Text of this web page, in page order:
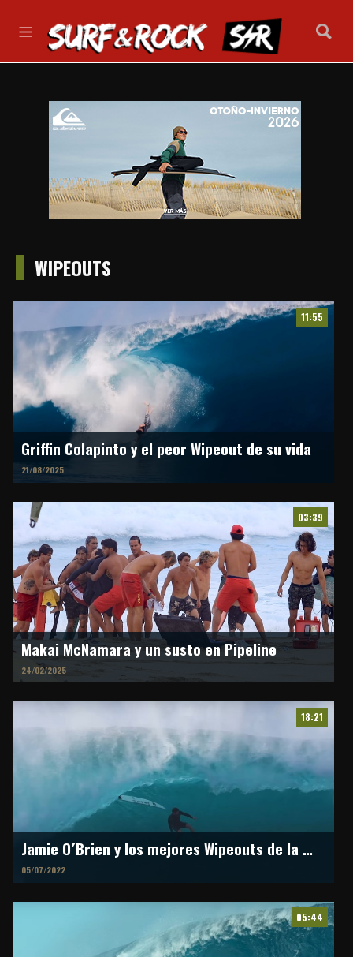
WIPEOUTS
11:55
Griffin Colapinto y el peor Wipeout de su vida
21/08/2025
03:39
Makai McNamara y un susto en Pipeline
24/02/2025
18:21
Jamie O´Brien y los mejores Wipeouts de la temporada de invierno 2022
05/07/2022
05:44